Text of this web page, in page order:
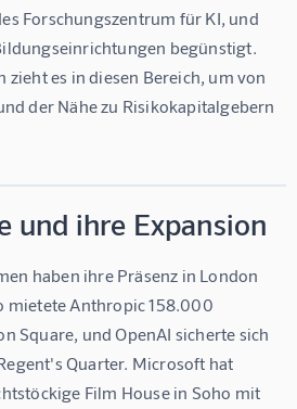
Forschungszentrum für KI, und
begünstigt.
zieht es in diesen Bereich, um von
der Nähe zu Risikokapitalgebern
und ihre Expansion
haben ihre Präsenz in London
mietete Anthropic 158.000
Square, und OpenAI sicherte sich
Quarter. Microsoft hat
Film House in Soho mit